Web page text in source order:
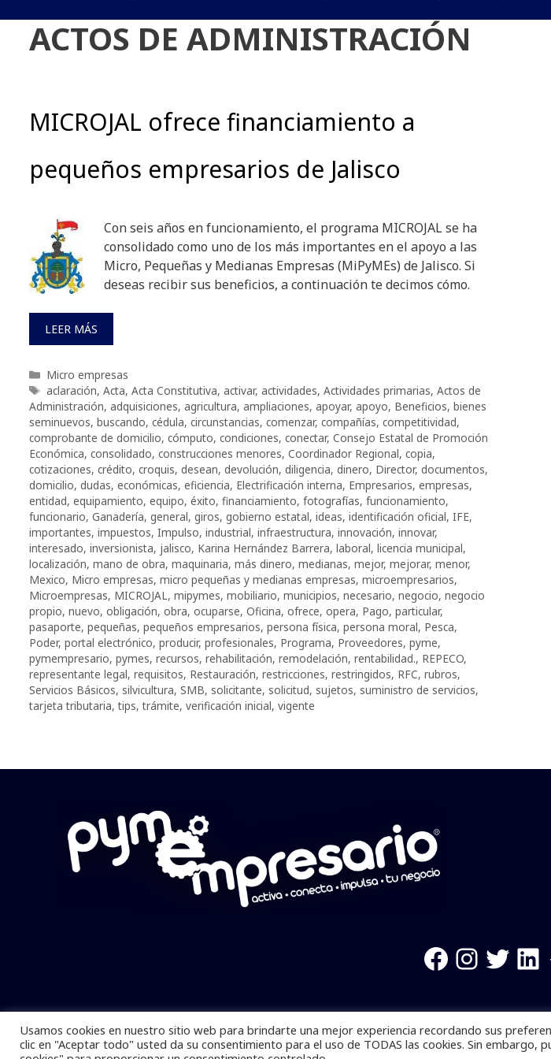
ACTOS DE ADMINISTRACIÓN
MICROJAL ofrece financiamiento a
pequeños empresarios de Jalisco
Con seis años en funcionamiento, el programa MICROJAL se ha
consolidado como uno de los más importantes en el apoyo a las
Micro, Pequeñas y Medianas Empresas (MiPyMEs) de Jalisco. Si
deseas recibir sus beneficios, a continuación te decimos cómo.
LEER MÁS
Categorías
Micro empresas
Etiquetas
aclaración, Acta, Acta Constitutiva, activar, actividades, Actividades primarias, Actos de
Administración, adquisiciones, agricultura, ampliaciones, apoyar, apoyo, Beneficios, bienes
seminuevos, buscando, cédula, circunstancias, comenzar, compañías, competitividad,
comprobante de domicilio, cómputo, condiciones, conectar, Consejo Estatal de Promoción
Económica, consolidado, construcciones menores, Coordinador Regional, copia,
cotizaciones, crédito, croquis, desean, devolución, diligencia, dinero, Director, documentos,
domicilio, dudas, económicas, eficiencia, Electrificación interna, Empresarios, empresas,
entidad, equipamiento, equipo, éxito, financiamiento, fotografías, funcionamiento,
funcionario, Ganadería, general, giros, gobierno estatal, ideas, identificación oficial, IFE,
importantes, impuestos, Impulso, industrial, infraestructura, innovación, innovar,
interesado, inversionista, jalisco, Karina Hernández Barrera, laboral, licencia municipal,
localización, mano de obra, maquinaria, más dinero, medianas, mejor, mejorar, menor,
Mexico, Micro empresas, micro pequeñas y medianas empresas, microempresarios,
Microempresas, MICROJAL, mipymes, mobiliario, municipios, necesario, negocio, negocio
propio, nuevo, obligación, obra, ocuparse, Oficina, ofrece, opera, Pago, particular,
pasaporte, pequeñas, pequeños empresarios, persona física, persona moral, Pesca,
Poder, portal electrónico, producir, profesionales, Programa, Proveedores, pyme,
pymempresario, pymes, recursos, rehabilitación, remodelación, rentabilidad., REPECO,
representante legal, requisitos, Restauración, restricciones, restringidos, RFC, rubros,
Servicios Básicos, silvicultura, SMB, solicitante, solicitud, sujetos, suministro de servicios,
tarjeta tributaria,tips,trámite, verificación inicial, vigente
Facebook
Pymempresario © 2025 Todos los derechos reservados. Se prohibe
Desarrollado
Usamos cookies en nuestro sitio web para brindarte una mejor experiencia recordando sus
clic en "Aceptar todo" usted da su consentimiento para el uso de TODAS las cookies. Sin embargo,